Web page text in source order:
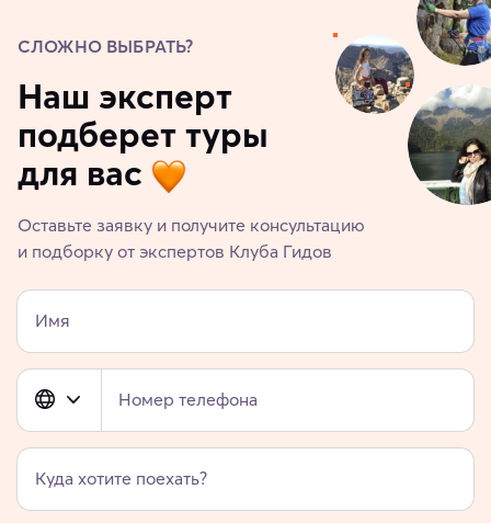
СЛОЖНО ВЫБРАТЬ?
Наш эксперт
подберет туры
для вас
Оставьте заявку и получите консультацию
и подборку от экспертов Клуба Гидов
Имя
Номер телефона
Куда хотите поехать?